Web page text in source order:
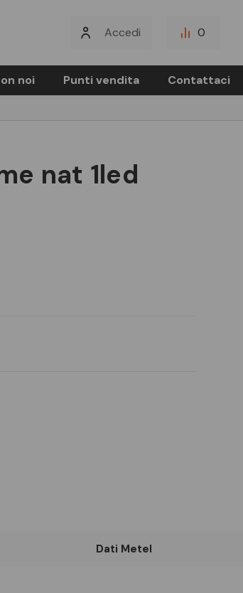
Accedi 0
noi Punti vendita Contattaci
nat 1led
Dati Metel